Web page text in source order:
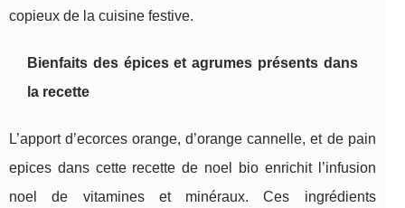
copieux de la cuisine festive.
Bienfaits des épices et agrumes présents dans
la recette
L’apport d’ecorces orange, d’orange cannelle, et de pain
epices dans cette recette de noel bio enrichit l’infusion
noel de vitamines et minéraux. Ces ingrédients